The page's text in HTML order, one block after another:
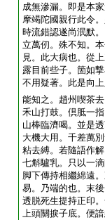
成無滲漏。即是本
摩竭陀國親行此令
時流錯認遂尚泯默
立萬仞。殊不知。
見。此大病也。從
露目前些子。箇如
不用疑著。此是向
能知之。趙州喫茶
禾山打鼓。倶胝一
山棒臨濟喝。並是
大機大用。千差萬
粘去縛。若隨語作
七斛驢乳。只以一
脚下傳持相繼綿遠
易。乃端的也。末
透脱死生提持正印
上頭關捩子底。便